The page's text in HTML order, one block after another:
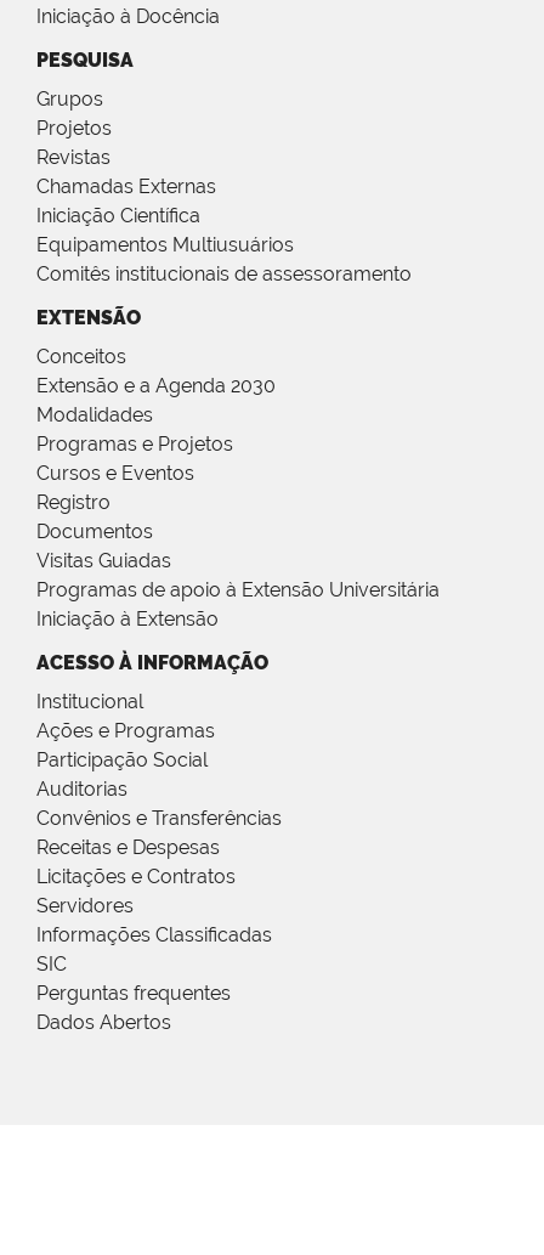
Iniciação à Docência
PESQUISA
Grupos
Projetos
Revistas
Chamadas Externas
Iniciação Científica
Equipamentos Multiusuários
Comitês institucionais de assessoramento
EXTENSÃO
Conceitos
Extensão e a Agenda 2030
Modalidades
Programas e Projetos
Cursos e Eventos
Registro
Documentos
Visitas Guiadas
Programas de apoio à Extensão Universitária
Iniciação à Extensão
ACESSO À INFORMAÇÃO
Institucional
Ações e Programas
Participação Social
Auditorias
Convênios e Transferências
Receitas e Despesas
Licitações e Contratos
Servidores
Informações Classificadas
SIC
Perguntas frequentes
Dados Abertos